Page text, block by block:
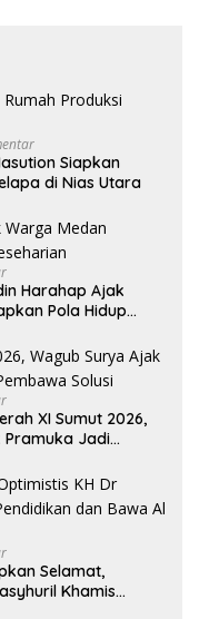
Siapkan
di Nias Utara
Harahap Ajak
Pola Hidup
XI Sumut 2026,
Pramuka Jadi
Selamat,
Khamis